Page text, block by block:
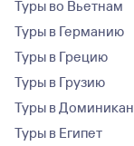
Туры во Вьетнам
Туры в Германию
Туры в Грецию
Туры в Грузию
Туры в
Туры в Египет